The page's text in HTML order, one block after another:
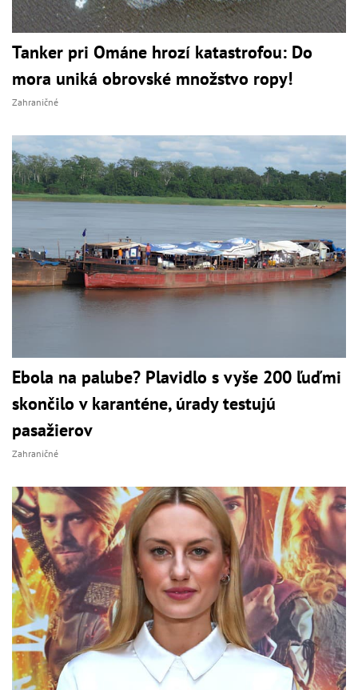
Tanker pri Ománe hrozí katastrofou: Do
mora uniká obrovské množstvo ropy!
Zahraničné
Ebola na palube? Plavidlo s vyše 200 ľuďmi
skončilo v karanténe, úrady testujú
pasažierov
Zahraničné